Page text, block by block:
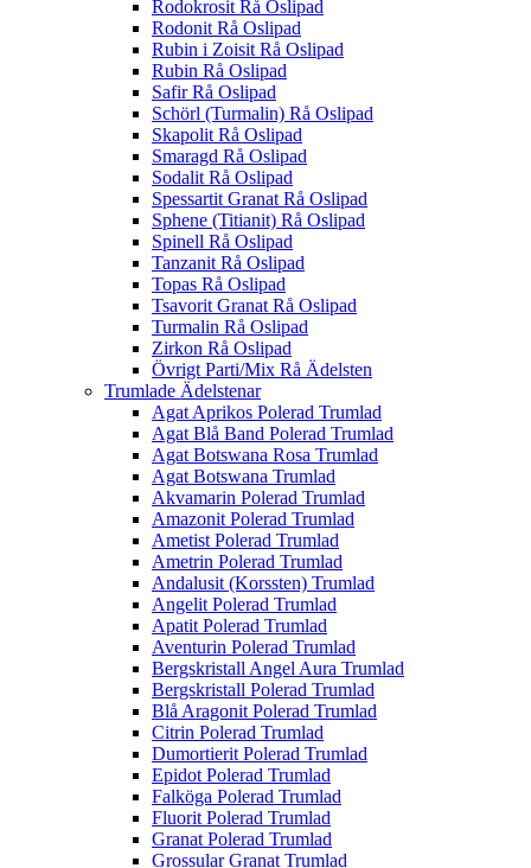
Rodokrosit Rå Oslipad
Rodonit Rå Oslipad
Rubin i Zoisit Rå Oslipad
Rubin Rå Oslipad
Safir Rå Oslipad
Schörl (Turmalin) Rå Oslipad
Skapolit Rå Oslipad
Smaragd Rå Oslipad
Sodalit Rå Oslipad
Spessartit Granat Rå Oslipad
Sphene (Titianit) Rå Oslipad
Spinell Rå Oslipad
Tanzanit Rå Oslipad
Topas Rå Oslipad
Tsavorit Granat Rå Oslipad
Turmalin Rå Oslipad
Zirkon Rå Oslipad
Övrigt Parti/Mix Rå Ädelsten
Trumlade Ädelstenar
Agat Aprikos Polerad Trumlad
Agat Blå Band Polerad Trumlad
Agat Botswana Rosa Trumlad
Agat Botswana Trumlad
Akvamarin Polerad Trumlad
Amazonit Polerad Trumlad
Ametist Polerad Trumlad
Ametrin Polerad Trumlad
Andalusit (Korssten) Trumlad
Angelit Polerad Trumlad
Apatit Polerad Trumlad
Aventurin Polerad Trumlad
Bergskristall Angel Aura Trumlad
Bergskristall Polerad Trumlad
Blå Aragonit Polerad Trumlad
Citrin Polerad Trumlad
Dumortierit Polerad Trumlad
Epidot Polerad Trumlad
Falköga Polerad Trumlad
Fluorit Polerad Trumlad
Granat Polerad Trumlad
Grossular Granat Trumlad